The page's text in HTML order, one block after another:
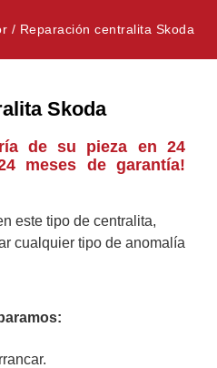
/ Reparación centralita Skoda
Skoda
de su pieza en 24
meses de garantía!
este tipo de centralita,
cualquier tipo de anomalía